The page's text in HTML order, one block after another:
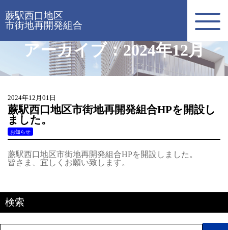
蕨駅西口地区
市街地再開発組合
アーカイブ：2024年12月
2024年12月01日
蕨駅西口地区市街地再開発組合HPを開設し
ました。
お知らせ
蕨駅西口地区市街地再開発組合HPを開設しました。
皆さま、宜しくお願い致します。
検索